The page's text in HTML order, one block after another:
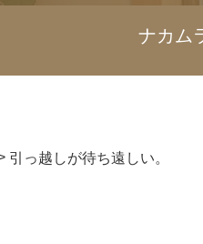
ナカム
引っ越しが待ち遠しい。